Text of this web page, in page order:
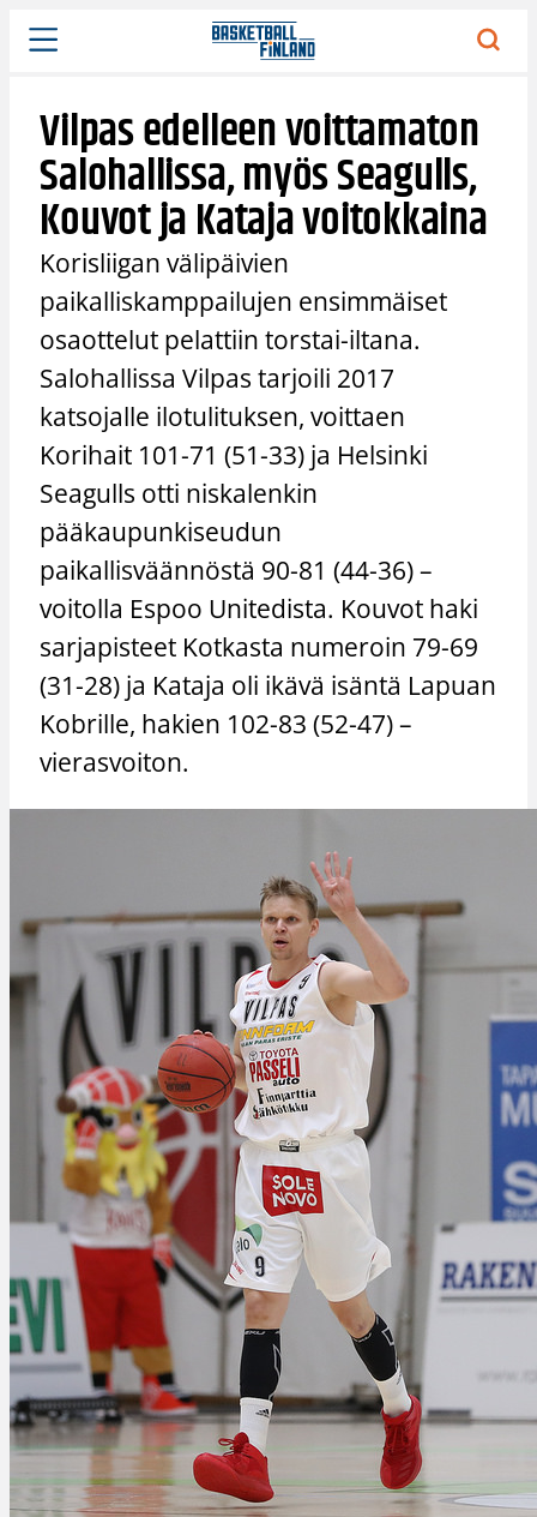
Siirry
sisältöön
Vilpas edelleen voittamaton
Salohallissa, myös Seagulls,
Kouvot ja Kataja voitokkaina
Korisliigan välipäivien
paikalliskamppailujen ensimmäiset
osaottelut pelattiin torstai-iltana.
Salohallissa Vilpas tarjoili 2017
katsojalle ilotulituksen, voittaen
Korihait 101-71 (51-33) ja Helsinki
Seagulls otti niskalenkin
pääkaupunkiseudun
paikallisväännöstä 90-81 (44-36) –
voitolla Espoo Unitedista. Kouvot haki
sarjapisteet Kotkasta numeroin 79-69
(31-28) ja Kataja oli ikävä isäntä Lapuan
Kobrille, hakien 102-83 (52-47) –
vierasvoiton.